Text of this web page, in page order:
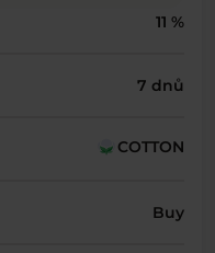
11 %
7 dnů
COTTON
Buy